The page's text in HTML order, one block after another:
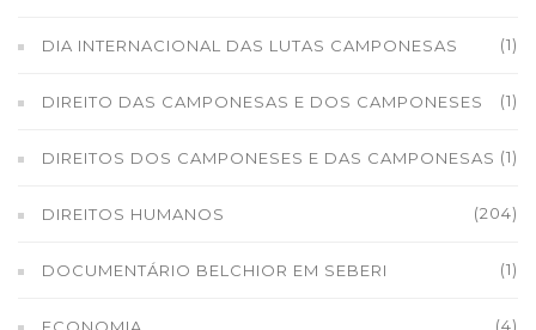
DIA INTERNACIONAL DAS LUTAS CAMPONESAS (1)
DIREITO DAS CAMPONESAS E DOS CAMPONESES (1)
DIREITOS DOS CAMPONESES E DAS CAMPONESAS (1)
DIREITOS HUMANOS (204)
DOCUMENTÁRIO BELCHIOR EM SEBERI (1)
(4)